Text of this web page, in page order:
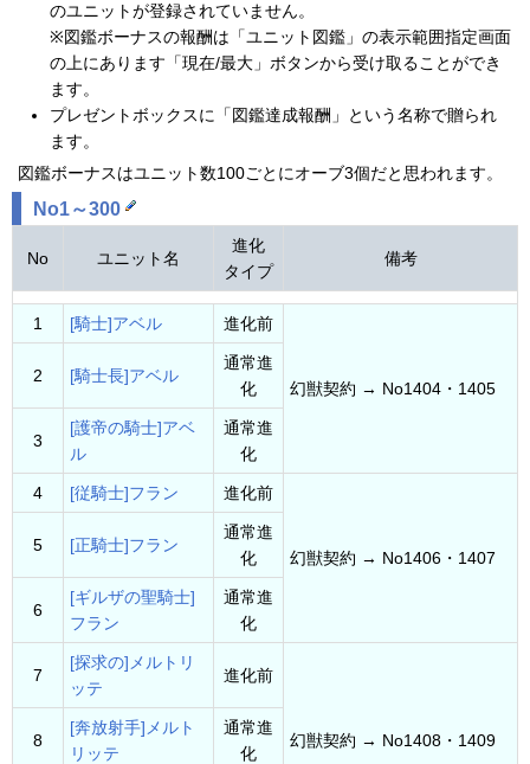
のユニットが登録されていません。
※図鑑ボーナスの報酬は「ユニット図鑑」の表示範囲指定画面
の上にあります「現在/最大」ボタンから受け取ることができ
ます。
プレゼントボックスに「図鑑達成報酬」という名称で贈られ
ます。
図鑑ボーナスはユニット数100ごとにオーブ3個だと思われます。
No1～300
No ユニット名
進化
タイプ
備考
1 [騎士]アベル 進化前
幻獣契約 → No1404・1405
2 [騎士長]アベル
通常進
化
3
[護帝の騎士]アベ
ル
通常進
化
4 [従騎士]フラン 進化前
幻獣契約 → No1406・1407
5 [正騎士]フラン
通常進
化
6
[ギルザの聖騎士]
フラン
通常進
化
7
[探求の]メルトリ
ッテ
進化前
幻獣契約 → No1408・1409
8
[奔放射手]メルト
リッテ
通常進
化